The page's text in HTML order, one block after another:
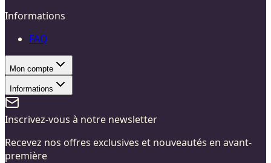
Informations
FAQ
Mon compte
Informations
Inscrivez-vous à notre newsletter
Recevez nos offres exclusives et nouveautés en avant-
première